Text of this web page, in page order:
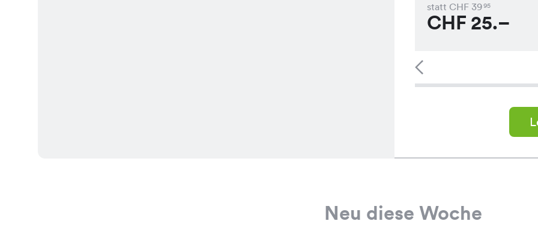
statt CHF 3995
CHF 25.–
Neu diese Woche